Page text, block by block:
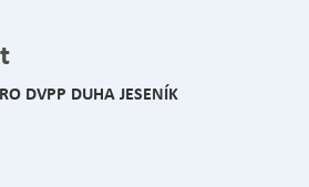
DVPP DUHA JESENÍK